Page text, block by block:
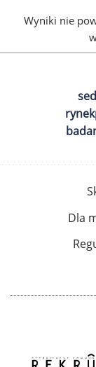
Wyniki nie
Dla